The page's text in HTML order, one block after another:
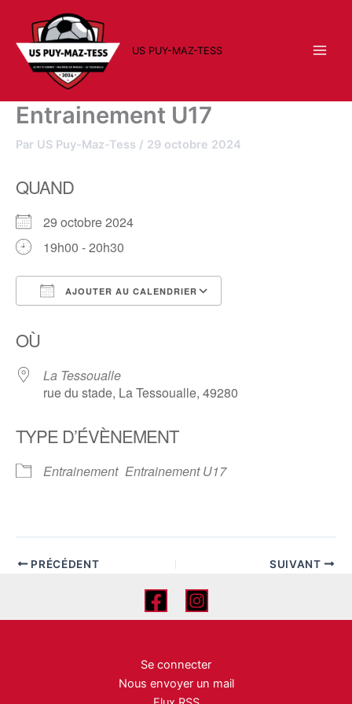
contenu
US PUY-MAZ-TESS
Entrainement U17
Par US Puy-Maz-Tess / 29 octobre 2024
QUAND
29 octobre 2024
19h00 - 20h30
AJOUTER AU CALENDRIER
OÙ
La Tessoualle
rue du stade, La Tessoualle, 49280
TYPE D’ÉVÈNEMENT
Entrainement Entrainement U17
PRÉCÉDENT SUIVANT
Se connecter
Nous envoyer un mail